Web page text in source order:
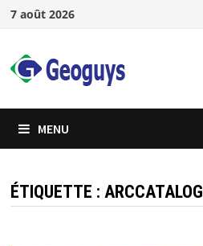
Passer
contenu
7 août 2026
MENU
ÉTIQUETTE : ARCCATALOG